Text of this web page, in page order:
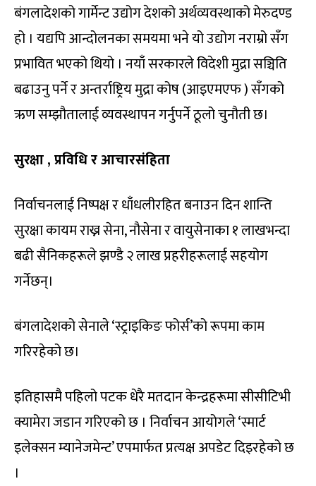
बंगलादेशको गार्मेन्ट उद्योग देशको अर्थव्यवस्थाको मेरुदण्ड
हो । यद्यपि आन्दोलनका समयमा भने यो उद्योग नराम्रो सँग
प्रभावित भएको थियो । नयाँ सरकारले विदेशी मुद्रा सञ्चिति
बढाउनु पर्ने र अन्तर्राष्ट्रिय मुद्रा कोष (आइएमएफ ) सँगको
ऋण सम्झौतालाई व्यवस्थापन गर्नुपर्ने ठूलो चुनौती छ।
सुरक्षा , प्रविधि र आचारसंहिता
निर्वाचनलाई निष्पक्ष र धाँधलीरहित बनाउन दिन शान्ति
सुरक्षा कायम राख्न सेना, नौसेना र वायुसेनाका १ लाखभन्दा
बढी सैनिकहरूले झण्डै २ लाख प्रहरीहरूलाई सहयोग
गर्नेछन्।
बंगलादेशको सेनाले ‘स्ट्राइकिङ फोर्स’को रूपमा काम
गरिरहेको छ।
इतिहासमै पहिलो पटक धेरै मतदान केन्द्रहरूमा सीसीटिभी
क्यामेरा जडान गरिएको छ । निर्वाचन आयोगले ‘स्मार्ट
इलेक्सन म्यानेजमेन्ट’ एपमार्फत प्रत्यक्ष अपडेट दिइरहेको छ
।